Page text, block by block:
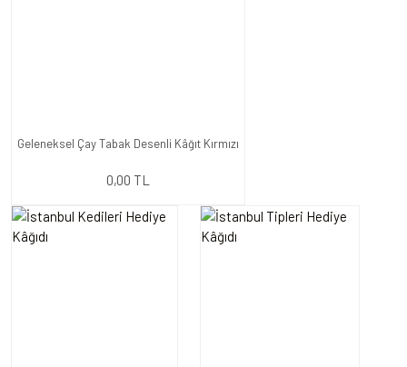
Geleneksel Çay Tabak Desenli Kâğıt Kırmızı
0,00 TL